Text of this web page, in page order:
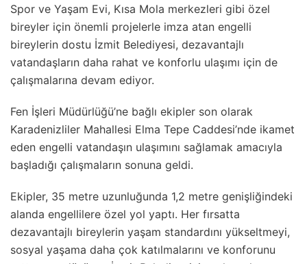
Spor ve Yaşam Evi, Kısa Mola merkezleri gibi özel
bireyler için önemli projelerle imza atan engelli
bireylerin dostu İzmit Belediyesi, dezavantajlı
vatandaşların daha rahat ve konforlu ulaşımı için de
çalışmalarına devam ediyor.
Fen İşleri Müdürlüğü’ne bağlı ekipler son olarak
Karadenizliler Mahallesi Elma Tepe Caddesi’nde ikamet
eden engelli vatandaşın ulaşımını sağlamak amacıyla
başladığı çalışmaların sonuna geldi.
Ekipler, 35 metre uzunluğunda 1,2 metre genişliğindeki
alanda engellilere özel yol yaptı. Her fırsatta
dezavantajlı bireylerin yaşam standardını yükseltmeyi,
sosyal yaşama daha çok katılmalarını ve konforunu